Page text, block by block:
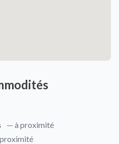
— à proximité